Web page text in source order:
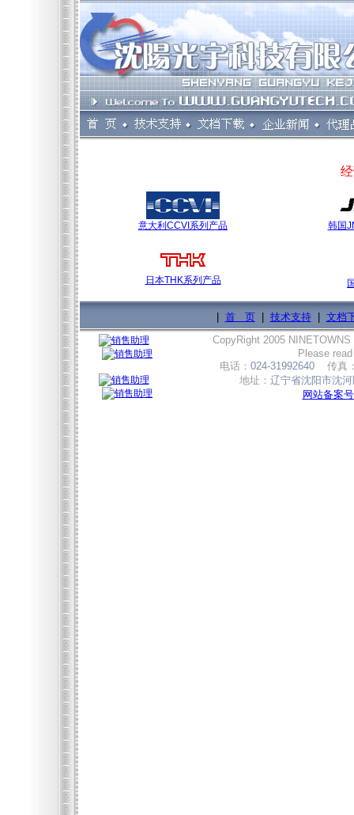
意大利CCVI系列产品 韩国
日本THK系列产品
首 页| 技术支持| 文档
CopyRight 2005 NINETOWNS
Please
电话： 024-31992640 传真
地址： 辽宁省沈阳市沈
网站备案